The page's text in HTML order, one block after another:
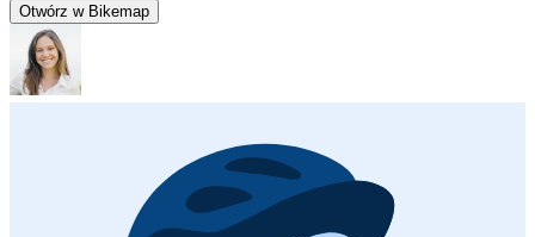
Otwórz w Bikemap